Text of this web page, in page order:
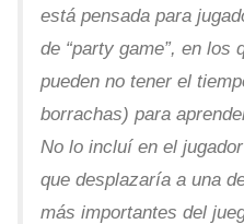
está pensada para
de “party game”, en los
pueden no tener el
borrachas) para
No lo incluí en el
que desplazaría a una
más importantes del